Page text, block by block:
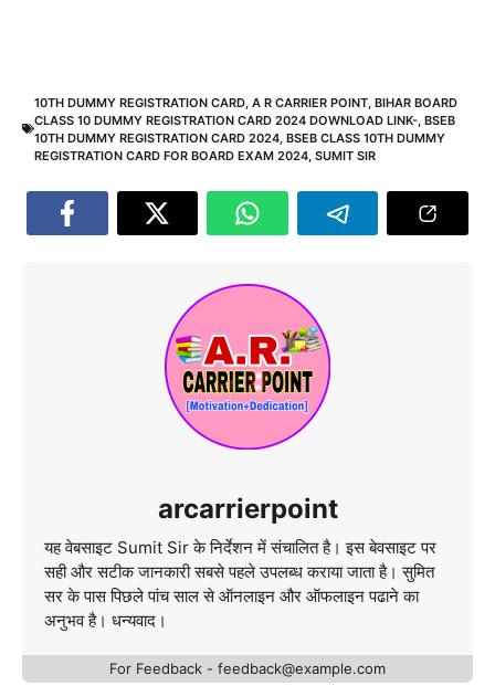
10TH DUMMY REGISTRATION CARD, A R CARRIER POINT, BIHAR BOARD
CLASS 10 DUMMY REGISTRATION CARD 2024 DOWNLOAD LINK-, BSEB
10TH DUMMY REGISTRATION CARD 2024, BSEB CLASS 10TH DUMMY
REGISTRATION CARD FOR BOARD EXAM 2024, SUMIT SIR
arcarrierpoint
यह वेबसाइट Sumit Sir के निर्देशन में संचालित है। इस बेवसाइट पर
सही और सटीक जानकारी सबसे पहले उपलब्ध कराया जाता है। सुमित
सर के पास पिछले पांच साल से ऑनलाइन और ऑफलाइन पढाने का
अनुभव है। धन्यवाद।
For Feedback - feedback@example.com